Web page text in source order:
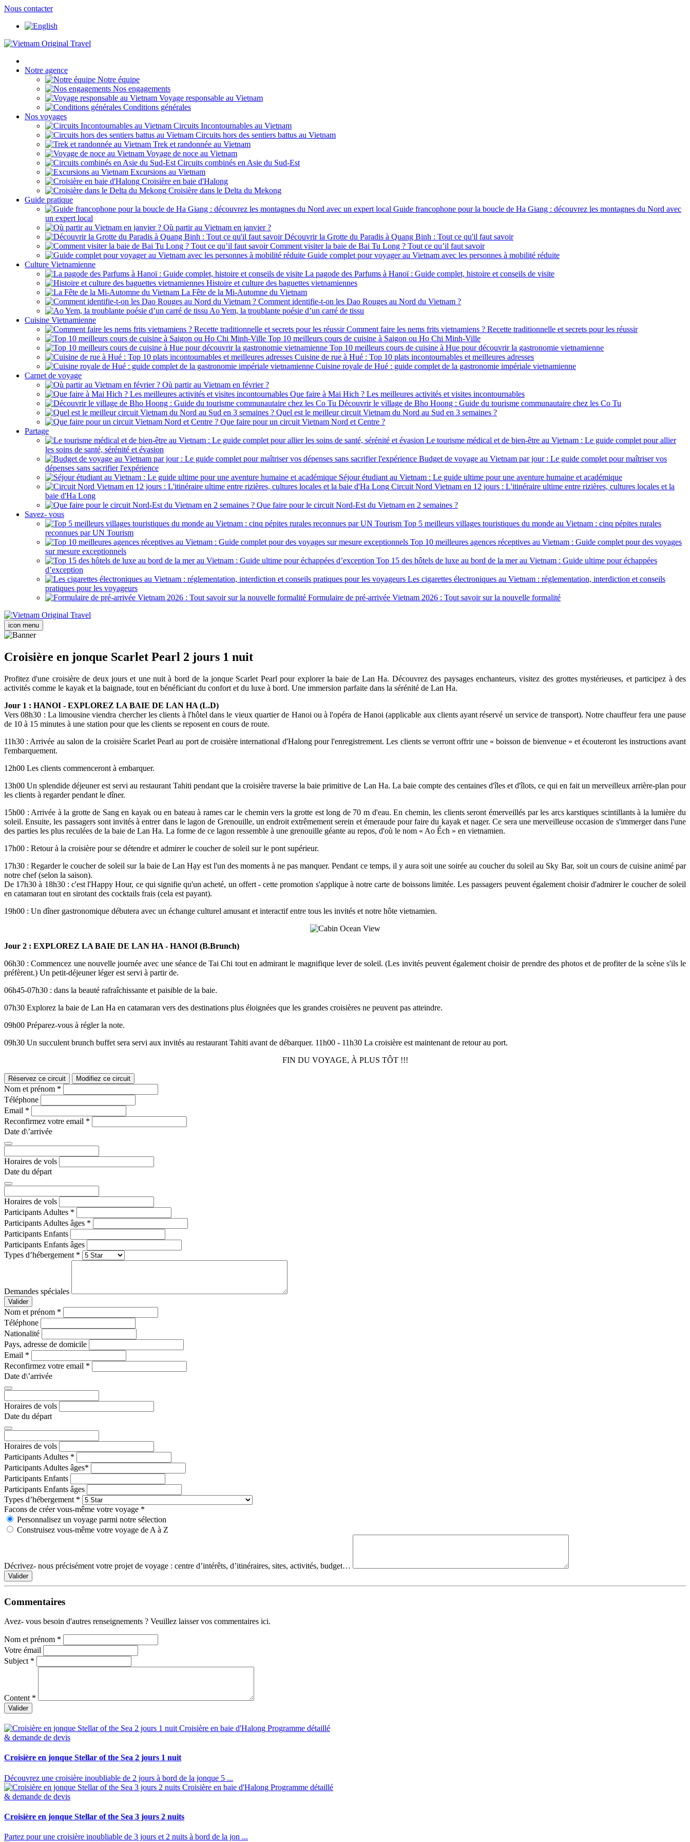
Nous contacter
Notre agence
Notre équipe
Nos engagements
Voyage responsable au Vietnam
Conditions générales
Nos voyages
Circuits Incontournables au Vietnam
Circuits hors des sentiers battus au Vietnam
Trek et randonnée au Vietnam
Voyage de noce au Vietnam
Circuits combinés en Asie du Sud-Est
Excursions au Vietnam
Croisière en baie d'Halong
Croisière dans le Delta du Mekong
Guide pratique
Guide francophone pour la boucle de Ha Giang : découvrez les montagnes du Nord avec
un expert local
Où partir au Vietnam en janvier ?
Découvrir la Grotte du Paradis à Quang Binh : Tout ce qu'il faut savoir
Comment visiter la baie de Bai Tu Long ? Tout ce qu’il faut savoir
Guide complet pour voyager au Vietnam avec les personnes à mobilité réduite
Culture Vietnamienne
La pagode des Parfums à Hanoï : Guide complet, histoire et conseils de visite
Histoire et culture des baguettes vietnamiennes
La Fête de la Mi-Automne du Vietnam
Comment identifie-t-on les Dao Rouges au Nord du Vietnam ?
Ao Yem, la troublante poésie d’un carré de tissu
Cuisine Vietnamienne
Comment faire les nems frits vietnamiens ? Recette traditionnelle et secrets pour les réussir
Top 10 meilleurs cours de cuisine à Saigon ou Ho Chi Minh-Ville
Top 10 meilleurs cours de cuisine à Hue pour découvrir la gastronomie vietnamienne
Cuisine de rue à Hué : Top 10 plats incontournables et meilleures adresses
Cuisine royale de Hué : guide complet de la gastronomie impériale vietnamienne
Carnet de voyage
Où partir au Vietnam en février ?
Que faire à Mai Hich ? Les meilleures activités et visites incontournables
Découvrir le village de Bho Hoong : Guide du tourisme communautaire chez les Co Tu
Quel est le meilleur circuit Vietnam du Nord au Sud en 3 semaines ?
Que faire pour un circuit Vietnam Nord et Centre ?
Partage
Le tourisme médical et de bien-être au Vietnam : Le guide complet pour allier
les soins de santé, sérénité et évasion
Budget de voyage au Vietnam par jour : Le guide complet pour maîtriser vos
dépenses sans sacrifier l'expérience
Séjour étudiant au Vietnam : Le guide ultime pour une aventure humaine et académique
Circuit Nord Vietnam en 12 jours : L'itinéraire ultime entre rizières, cultures locales et la
baie d'Ha Long
Que faire pour le circuit Nord-Est du Vietnam en 2 semaines ?
Savez- vous
Top 5 meilleurs villages touristiques du monde au Vietnam : cinq pépites rurales
reconnues par UN Tourism
Top 10 meilleures agences réceptives au Vietnam : Guide complet pour des voyages
sur mesure exceptionnels
Top 15 des hôtels de luxe au bord de la mer au Vietnam : Guide ultime pour échappées
d’exception
Les cigarettes électroniques au Vietnam : réglementation, interdiction et conseils
pratiques pour les voyageurs
Formulaire de pré-arrivée Vietnam 2026 : Tout savoir sur la nouvelle formalité
icon menu
Croisière en jonque Scarlet Pearl 2 jours 1 nuit
Profitez d'une croisière de deux jours et une nuit à bord de la jonque Scarlet Pearl pour explorer la baie de Lan Ha. Découvrez des paysages enchanteurs, visitez des grottes mystérieuses, et participez à des
activités comme le kayak et la baignade, tout en bénéficiant du confort et du luxe à bord. Une immersion parfaite dans la sérénité de Lan Ha.
Jour 1 : HANOI - EXPLOREZ LA BAIE DE LAN HA (L.D)
Vers 08h30 : La limousine viendra chercher les clients à l'hôtel dans le vieux quartier de Hanoi ou à l'opéra de Hanoi (applicable aux clients ayant réservé un service de transport). Notre chauffeur fera une pause
de 10 à 15 minutes à une station pour que les clients se reposent en cours de route.
11h30 : Arrivée au salon de la croisière Scarlet Pearl au port de croisière international d'Halong pour l'enregistrement. Les clients se verront offrir une « boisson de bienvenue » et écouteront les instructions avant
l'embarquement.
12h00 Les clients commenceront à embarquer.
13h00 Un splendide déjeuner est servi au restaurant Tahiti pendant que la croisière traverse la baie primitive de Lan Ha. La baie compte des centaines d'îles et d'îlots, ce qui en fait un merveilleux arrière-plan pour
les clients à regarder pendant le dîner.
15h00 : Arrivée à la grotte de Sang en kayak ou en bateau à rames car le chemin vers la grotte est long de 70 m d'eau. En chemin, les clients seront émerveillés par les arcs karstiques scintillants à la lumière du
soleil. Ensuite, les passagers sont invités à entrer dans le lagon de Grenouille, un endroit extrêmement serein et émeraude pour faire du kayak et nager. Ce sera une merveilleuse occasion de s'immerger dans l'une
des parties les plus reculées de la baie de Lan Ha. La forme de ce lagon ressemble à une grenouille géante au repos, d'où le nom « Ao Ếch » en vietnamien.
17h00 : Retour à la croisière pour se détendre et admirer le coucher de soleil sur le pont supérieur.
17h30 : Regarder le coucher de soleil sur la baie de Lan Hạy est l'un des moments à ne pas manquer. Pendant ce temps, il y aura soit une soirée au coucher du soleil au Sky Bar, soit un cours de cuisine animé par
notre chef (selon la saison).
De 17h30 à 18h30 : c'est l'Happy Hour, ce qui signifie qu'un acheté, un offert - cette promotion s'applique à notre carte de boissons limitée. Les passagers peuvent également choisir d'admirer le coucher de soleil
en catamaran tout en sirotant des cocktails frais (cela est payant).
19h00 : Un dîner gastronomique débutera avec un échange culturel amusant et interactif entre tous les invités et notre hôte vietnamien.
Jour 2 : EXPLOREZ LA BAIE DE LAN HA - HANOI (B.Brunch)
06h30 : Commencez une nouvelle journée avec une séance de Tai Chi tout en admirant le magnifique lever de soleil. (Les invités peuvent également choisir de prendre des photos et de profiter de la scène s'ils le
préfèrent.) Un petit-déjeuner léger est servi à partir de.
06h45-07h30 : dans la beauté rafraîchissante et paisible de la baie.
07h30 Explorez la baie de Lan Ha en catamaran vers des destinations plus éloignées que les grandes croisières ne peuvent pas atteindre.
09h00 Préparez-vous à régler la note.
09h30 Un succulent brunch buffet sera servi aux invités au restaurant Tahiti avant de débarquer. 11h00 - 11h30 La croisière est maintenant de retour au port.
FIN DU VOYAGE, À PLUS TÔT !!!
Réservez ce circuit Modifiez ce circuit
Nom et prénom *
Téléphone
Email *
Reconfirmez votre email *
Date d\’arrivée
Horaires de vols
Date du départ
Horaires de vols
Participants Adultes *
Participants Adultes âges *
Participants Enfants
Participants Enfants âges
Types d’hébergement *
Demandes spéciales
Valider
Nom et prénom *
Téléphone
Nationalité
Pays, adresse de domicile
Email *
Reconfirmez votre email *
Date d\’arrivée
Horaires de vols
Date du départ
Horaires de vols
Participants Adultes *
Participants Adultes âges*
Participants Enfants
Participants Enfants âges
Types d’hébergement *
Facons de créer vous-même votre voyage *
Personnalisez un voyage parmi notre sélection
Construisez vous-même votre voyage de A à Z
Décrivez- nous précisément votre projet de voyage : centre d’intérêts, d’itinéraires, sites, activités, budget…
Valider
Commentaires
Avez- vous besoin d'autres renseignements ? Veuillez laisser vos commentaires ici.
Nom et prénom *
Votre émail
Subject *
Content *
Valider
Croisière en baie d'Halong Programme détaillé
& demande de devis
Croisière en jonque Stellar of the Sea 2 jours 1 nuit
Découvrez une croisière inoubliable de 2 jours à bord de la jonque 5 ...
Croisière en baie d'Halong Programme détaillé
& demande de devis
Croisière en jonque Stellar of the Sea 3 jours 2 nuits
Partez pour une croisière inoubliable de 3 jours et 2 nuits à bord de la jon ...